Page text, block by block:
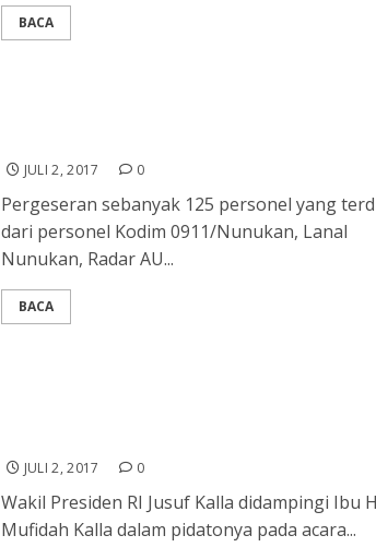
BACA
JULI 2, 2017 0
Pergeseran sebanyak 125 personel yang
dari personel Kodim 0911/Nunukan, Lanal
Nunukan, Radar AU...
BACA
JULI 2, 2017 0
Wakil Presiden RI Jusuf Kalla didampingi Ibu
Mufidah Kalla dalam pidatonya pada acara...